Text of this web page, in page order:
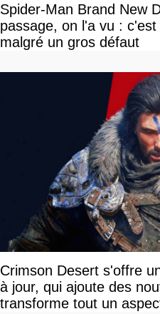
Spider-Man Brand New
passage, on l'a vu :
malgré un gros défaut
Crimson Desert s'offre
à jour, qui ajoute des
transforme tout un